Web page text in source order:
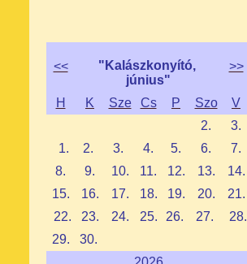
<<
"Kalászkonyító,
június"
>>
H K Sze Cs P Szo
V
2.
3.
1. 2. 3. 4. 5. 6.
7.
8.
9. 10. 11. 12. 13.
14.
15.
16. 17. 18. 19. 20.
21.
22.
23. 24. 25. 26. 27.
28.
29.
30.